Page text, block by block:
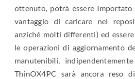
ottenuto, potrà essere
vantaggio di caricare nel
anziché molti differenti) ed
le operazioni di aggiornamento
manutenibili,
ThinOX4PC sarà ancora reso